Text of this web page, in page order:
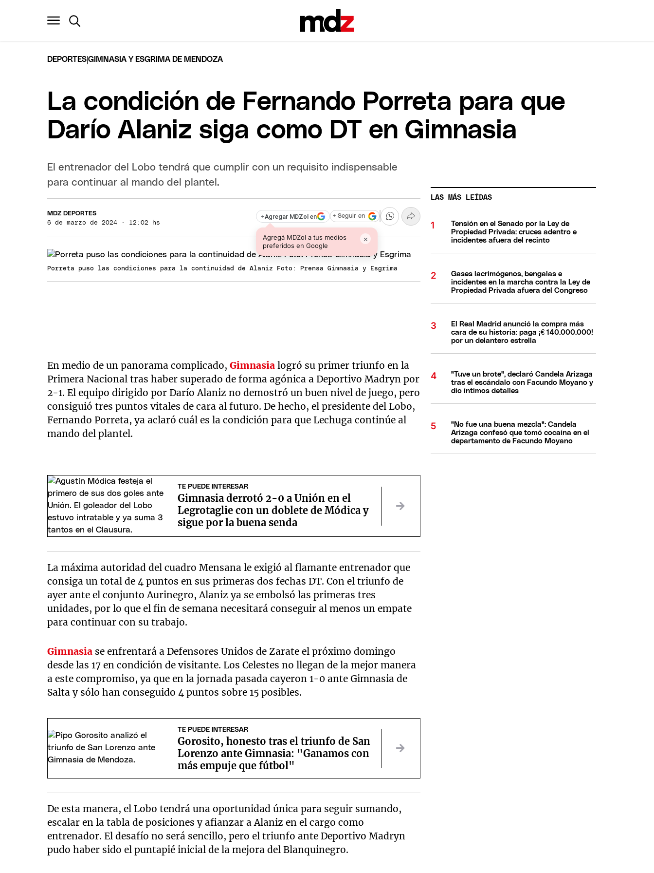
DEPORTES|GIMNASIA Y ESGRIMA DE MENDOZA
La condición de Fernando Porreta para que
Darío Alaniz siga como DT en Gimnasia
El entrenador del Lobo tendrá que cumplir con un requisito indispensable
para continuar al mando del plantel.
MDZ DEPORTES
6 de marzo de 2024 · 12:02 hs
+Agregar MDZol en
Agregá MDZol a tus medios
preferidos en Google
×
+ Seguir en
Porreta puso las condiciones para la continuidad de Alaniz Foto: Prensa Gimnasia y Esgrima
En medio de un panorama complicado,Gimnasia logró su primer triunfo en la
Primera Nacional tras haber superado de forma agónica a Deportivo Madryn por
2-1. El equipo dirigido por Darío Alaniz no demostró un buen nivel de juego, pero
consiguió tres puntos vitales de cara al futuro. De hecho, el presidente del Lobo,
Fernando Porreta, ya aclaró cuál es la condición para que Lechuga continúe al
mando del plantel.
TE PUEDE INTERESAR
Gimnasia derrotó 2-0 a Unión en el
Legrotaglie con un doblete de Módica y
sigue por la buena senda
La máxima autoridad del cuadro Mensana le exigió al flamante entrenador que
consiga un total de 4 puntos en sus primeras dos fechas DT. Con el triunfo de
ayer ante el conjunto Aurinegro, Alaniz ya se embolsó las primeras tres
unidades, por lo que el fin de semana necesitará conseguir al menos un empate
para continuar con su trabajo.
Gimnasia se enfrentará a Defensores Unidos de Zarate el próximo domingo
desde las 17 en condición de visitante. Los Celestes no llegan de la mejor manera
a este compromiso, ya que en la jornada pasada cayeron 1-0 ante Gimnasia de
Salta y sólo han conseguido 4 puntos sobre 15 posibles.
TE PUEDE INTERESAR
Gorosito, honesto tras el triunfo de San
Lorenzo ante Gimnasia: "Ganamos con
más empuje que fútbol"
De esta manera, el Lobo tendrá una oportunidad única para seguir sumando,
escalar en la tabla de posiciones y afianzar a Alaniz en el cargo como
entrenador. El desafío no será sencillo, pero el triunfo ante Deportivo Madryn
pudo haber sido el puntapié inicial de la mejora del Blanquinegro.
LAS MÁS LEÍDAS
Tensión en el Senado por la Ley de
Propiedad Privada: cruces adentro e
incidentes afuera del recinto
Gases lacrimógenos, bengalas e
incidentes en la marcha contra la Ley de
Propiedad Privada afuera del Congreso
El Real Madrid anunció la compra más
cara de su historia: paga ¡€ 140.000.000!
por un delantero estrella
"Tuve un brote", declaró Candela Arizaga
tras el escándalo con Facundo Moyano y
dio íntimos detalles
"No fue una buena mezcla": Candela
Arizaga confesó que tomó cocaína en el
departamento de Facundo Moyano